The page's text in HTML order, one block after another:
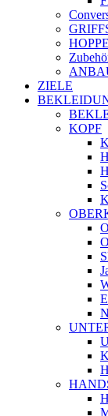
ZIELE
KOPF